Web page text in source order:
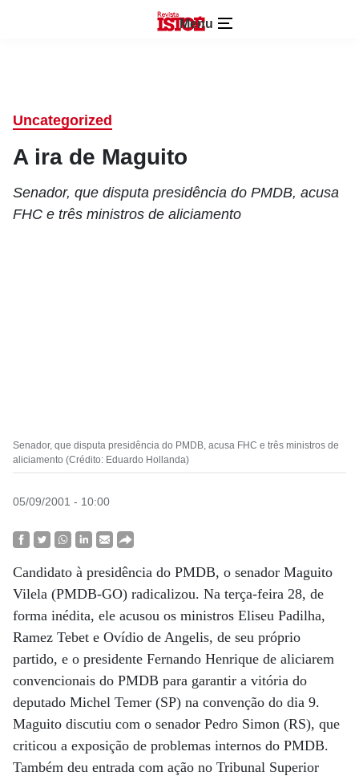
Menu
Uncategorized
A ira de Maguito
Senador, que disputa presidência do PMDB, acusa
FHC e três ministros de aliciamento
Senador, que disputa presidência do PMDB, acusa FHC e três ministros de
aliciamento (Crédito: Eduardo Hollanda)
05/09/2001 - 10:00
Candidato à presidência do PMDB, o senador Maguito
Vilela (PMDB-GO) radicalizou. Na terça-feira 28, de
forma inédita, ele acusou os ministros Eliseu Padilha,
Ramez Tebet e Ovídio de Angelis, de seu próprio
partido, e o presidente Fernando Henrique de aliciarem
convencionais do PMDB para garantir a vitória do
deputado Michel Temer (SP) na convenção do dia 9.
Maguito discutiu com o senador Pedro Simon (RS), que
criticou a exposição de problemas internos do PMDB.
Também deu entrada com ação no Tribunal Superior